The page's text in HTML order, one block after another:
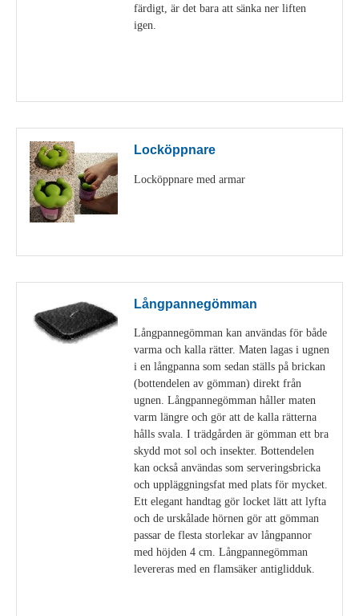
färdigt, är det bara att sänka ner liften
igen.
Locköppnare
Locköppnare med armar
Långpannegömman
Långpannegömman kan användas för både
varma och kalla rätter. Maten lagas i ugnen
i en långpanna som sedan ställs på brickan
(bottendelen av gömman) direkt från
ugnen. Långpannegömman håller maten
varm längre och gör att de kalla rätterna
hålls svala. I trädgården är gömman ett bra
skydd mot sol och insekter. Bottendelen
kan också användas som serveringsbricka
och uppläggningsfat med plats för mycket.
Ett elegant handtag gör locket lätt att lyfta
och de urskålade hörnen gör att gömman
passar de flesta storlekar av långpannor
med höjden 4 cm. Långpannegömman
levereras med en flamsäker antiglidduk.